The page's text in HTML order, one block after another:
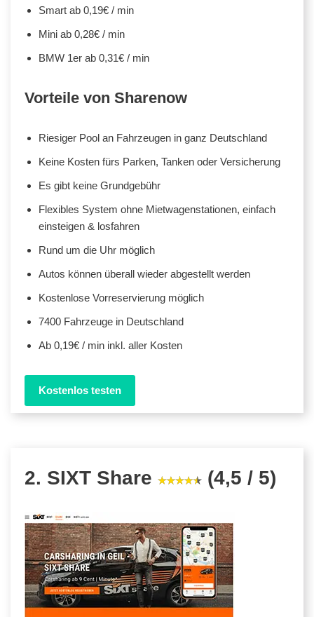
Smart ab 0,19€ / min
Mini ab 0,28€ / min
BMW 1er ab 0,31€ / min
Vorteile von Sharenow
Riesiger Pool an Fahrzeugen in ganz Deutschland
Keine Kosten fürs Parken, Tanken oder Versicherung
Es gibt keine Grundgebühr
Flexibles System ohne Mietwagenstationen, einfach
einsteigen & losfahren
Rund um die Uhr möglich
Autos können überall wieder abgestellt werden
Kostenlose Vorreservierung möglich
7400 Fahrzeuge in Deutschland
Ab 0,19€ / min inkl. aller Kosten
Kostenlos testen
2. SIXT Share (4,5 / 5)